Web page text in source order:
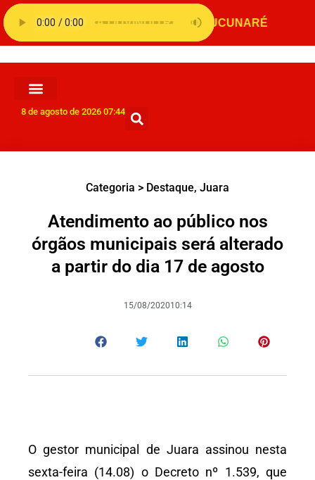
8 de agosto de 2026 07:44
Categoria > Destaque, Juara
Atendimento ao público nos
órgãos municipais será alterado
a partir do dia 17 de agosto
15/08/202010:14
O gestor municipal de Juara assinou nesta
sexta-feira (14.08) o Decreto nº 1.539, que